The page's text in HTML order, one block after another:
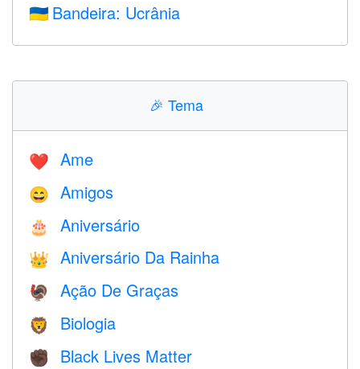
🇺🇦 Bandeira: Ucrânia
🎉 Tema
❤️️ Ame
😄 Amigos
🎂 Aniversário
👑 Aniversário Da Rainha
🦃 Ação De Graças
🦁 Biologia
✊🏿 Black Lives Matter